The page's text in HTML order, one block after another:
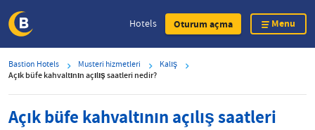
to
main
content
Hotels Oturum açma Menu
Bastion Hotels Musteri hizmetleri
Kalış
Açık büfe kahvaltının açılış saatleri nedir?
Açık büfe kahvaltının açılış saatleri